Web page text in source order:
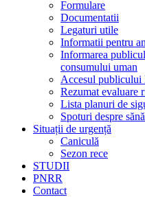
Formulare
Documentatii
Legaturi utile
Informatii pentru
Informarea
consumului uman
Accesul
Rezumat evaluare
Lista planuri de
Spoturi despre
Situații de urgență
Caniculă
Sezon rece
STUDII
PNRR
Contact